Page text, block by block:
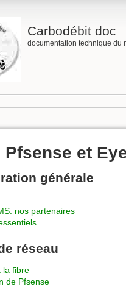
Carbodébit doc
documentation technique du
Pfsense et
générale
nos partenaires
réseau
la fibre
de Pfsense